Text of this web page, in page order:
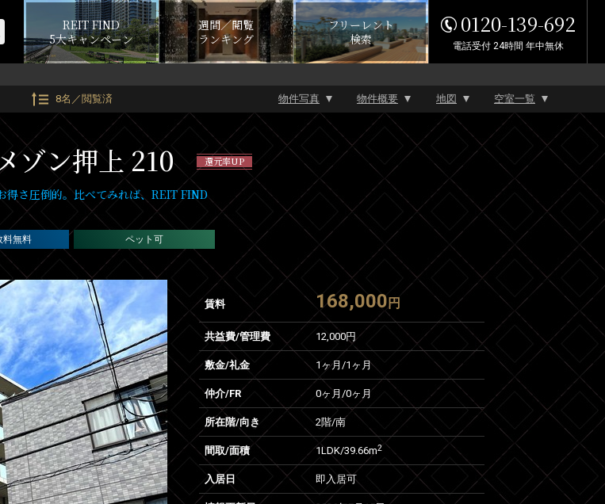
REIT FIND
5大キャンペーン
週間／閲覧
ランキング
フリーレント
検索
0120-139-692
電話受付 24時間 年中無休
8名／閲覧済 物件写真 物件概要 地図 空室一覧
ゾン押上 210 還元率UP
得さ圧倒的。比べてみれば、REIT FIND
料無料 ペット可
賃料 168,000 円
共益費/管理費 12,000円
敷金/礼金 1ヶ月 /1ヶ月
仲介/FR 0ヶ月 /0ヶ月
所在階/向き 2階/南
間取/面積 1LDK/39.66m2
入居日 即入居可